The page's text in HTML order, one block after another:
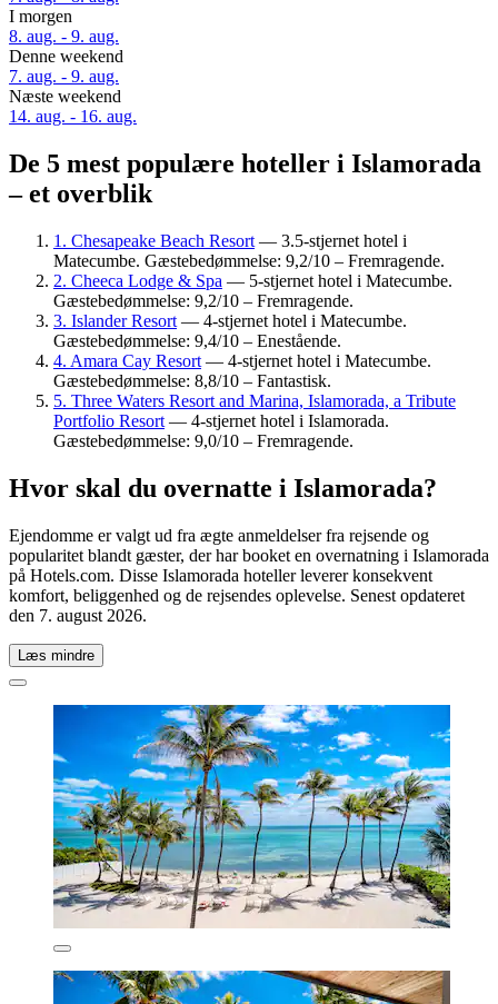
I morgen
8. aug. - 9. aug.
Denne weekend
7. aug. - 9. aug.
Næste weekend
14. aug. - 16. aug.
De 5 mest populære hoteller i Islamorada
– et overblik
1. Chesapeake Beach Resort — 3.5-stjernet hotel i
Matecumbe. Gæstebedømmelse: 9,2/10 – Fremragende.
2. Cheeca Lodge & Spa — 5-stjernet hotel i Matecumbe.
Gæstebedømmelse: 9,2/10 – Fremragende.
3. Islander Resort — 4-stjernet hotel i Matecumbe.
Gæstebedømmelse: 9,4/10 – Enestående.
4. Amara Cay Resort — 4-stjernet hotel i Matecumbe.
Gæstebedømmelse: 8,8/10 – Fantastisk.
5. Three Waters Resort and Marina, Islamorada, a Tribute
Portfolio Resort — 4-stjernet hotel i Islamorada.
Gæstebedømmelse: 9,0/10 – Fremragende.
Hvor skal du overnatte i Islamorada?
Ejendomme er valgt ud fra ægte anmeldelser fra rejsende og
popularitet blandt gæster, der har booket en overnatning i Islamorada
på Hotels.com. Disse Islamorada hoteller leverer konsekvent
komfort, beliggenhed og de rejsendes oplevelse. Senest opdateret
den 7. august 2026.
Læs mindre